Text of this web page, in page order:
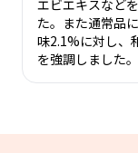
エビエキスなど
た。また通常品
味2.1%に対し、
を強調しました